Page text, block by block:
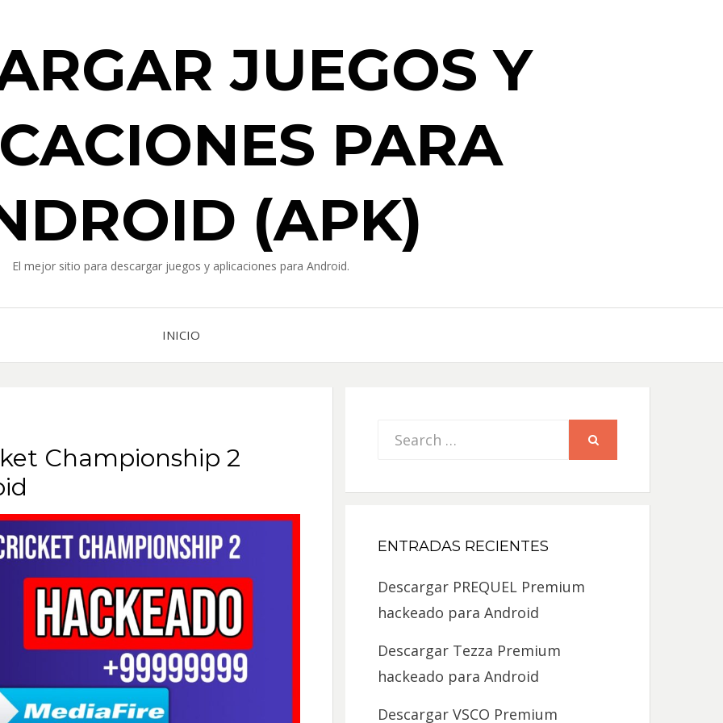
JUEGOS Y
PARA
(APK)
El mejor sitio para descargar juegos y aplicaciones para Android.
INICIO
Championship 2
Search
ENTRADAS RECIENTES
Descargar PREQUEL Premium
hackeado para Android
Descargar Tezza Premium
hackeado para Android
Descargar VSCO Premium